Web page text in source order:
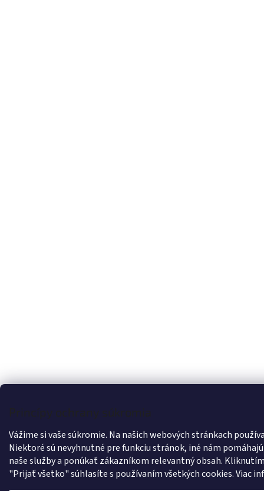
Princípy ochrany súkromia
Vážime si vaše súkromie. Na našich webových stránkach
Niektoré sú nevyhnutné pre funkciu stránok, iné nám
naše služby a ponúkať zákazníkom relevantný obsah.
"Prijať všetko" súhlasíte s používaním všetkých cookies.Viac